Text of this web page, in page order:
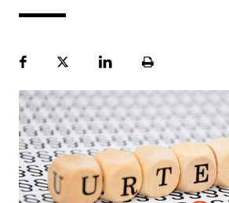
FacebookPlattformLinekdInSeite